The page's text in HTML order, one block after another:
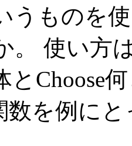
うものを
。 使い方
とChoose
数を例に